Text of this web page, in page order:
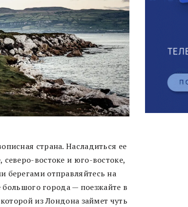
страна. Насладиться ее
востоке и юго-востоке,
отправляйтесь на
большого города — поезжайте в
из Лондона займет чуть